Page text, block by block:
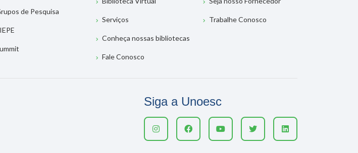
de Pesquisa
Serviços
Conheça nossas bibliotecas
Fale Conosco
Trabalhe Conosco
Siga a Unoesc